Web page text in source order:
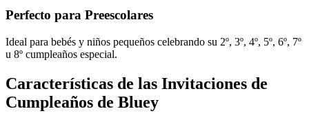
Perfecto para Preescolares
Ideal para bebés y niños pequeños celebrando su 2º, 3º, 4º, 5º, 6º, 7º
u 8º cumpleaños especial.
Características de las Invitaciones de
Cumpleaños de Bluey